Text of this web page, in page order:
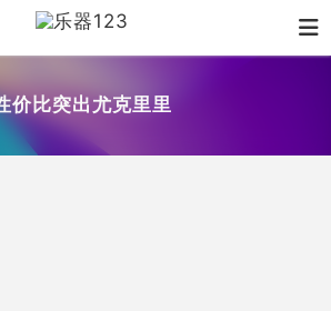
价比突出尤克里里